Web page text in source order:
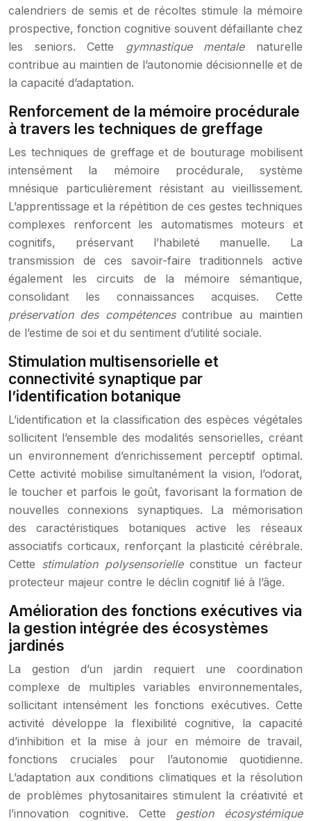
calendriers de semis et de récoltes stimule la mémoire
prospective, fonction cognitive souvent défaillante chez
les seniors. Cette gymnastique mentale naturelle
contribue au maintien de l’autonomie décisionnelle et de
la capacité d’adaptation.
Renforcement de la mémoire procédurale
à travers les techniques de greffage
Les techniques de greffage et de bouturage mobilisent
intensément la mémoire procédurale, système
mnésique particulièrement résistant au vieillissement.
L’apprentissage et la répétition de ces gestes techniques
complexes renforcent les automatismes moteurs et
cognitifs, préservant l’habileté manuelle. La
transmission de ces savoir-faire traditionnels active
également les circuits de la mémoire sémantique,
consolidant les connaissances acquises. Cette
préservation des compétencescontribue au maintien
de l’estime de soi et du sentiment d’utilité sociale.
Stimulation multisensorielle et
connectivité synaptique par
l’identification botanique
L’identification et la classification des espèces végétales
sollicitent l’ensemble des modalités sensorielles, créant
un environnement d’enrichissement perceptif optimal.
Cette activité mobilise simultanément la vision, l’odorat,
le toucher et parfois le goût, favorisant la formation de
nouvelles connexions synaptiques. La mémorisation
des caractéristiques botaniques active les réseaux
associatifs corticaux, renforçant la plasticité cérébrale.
Cette stimulation polysensorielleconstitue un facteur
protecteur majeur contre le déclin cognitif lié à l’âge.
Amélioration des fonctions exécutives via
la gestion intégrée des écosystèmes
jardinés
La gestion d’un jardin requiert une coordination
complexe de multiples variables environnementales,
sollicitant intensément les fonctions exécutives. Cette
activité développe la flexibilité cognitive, la capacité
d’inhibition et la mise à jour en mémoire de travail,
fonctions cruciales pour l’autonomie quotidienne.
L’adaptation aux conditions climatiques et la résolution
de problèmes phytosanitaires stimulent la créativité et
l’innovation cognitive. Cette gestion écosystémique